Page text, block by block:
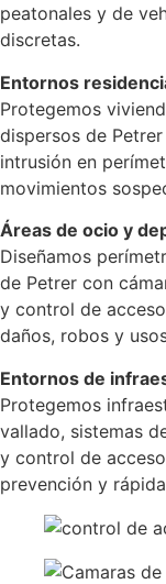
peatonales y de
discretas.
Entornos
Protegemos
dispersos de
intrusión en
movimientos
Áreas de ocio y
Diseñamos
de Petrer con
y control de
daños, robos y
Entornos de
Protegemos
vallado, sistemas
y control de
prevención y